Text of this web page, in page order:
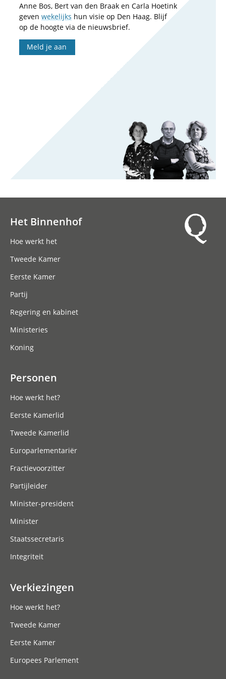
Anne Bos, Bert van den Braak en Carla Hoetink
geven wekelijks hun visie op Den Haag. Blijf
op de hoogte via de nieuwsbrief.
Meld je aan
Het Binnenhof
Hoe werkt het
Tweede Kamer
Eerste Kamer
Partij
Regering en kabinet
Ministeries
Koning
Personen
Hoe werkt het?
Eerste Kamerlid
Tweede Kamerlid
Europarlementariër
Fractievoorzitter
Partijleider
Minister-president
Minister
Staatssecretaris
Integriteit
Verkiezingen
Hoe werkt het?
Tweede Kamer
Eerste Kamer
Europees Parlement